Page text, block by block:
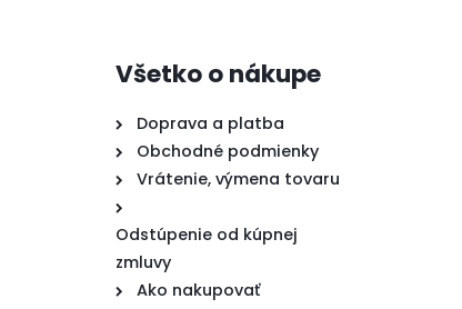
Všetko o nákupe
Doprava a platba
Obchodné podmienky
Vrátenie, výmena tovaru
Odstúpenie od kúpnej
zmluvy
Ako nakupovať